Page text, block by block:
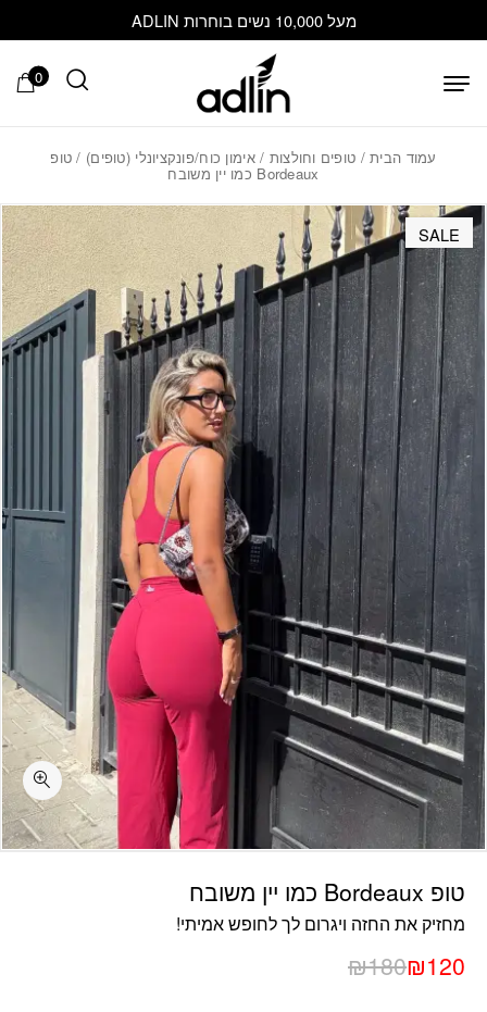
מעל 10,000 נשים בוחרות ADLIN
0
עמוד הבית/ טופים וחולצות /אימון כוח/פונקציונלי (טופים) / טופ
Bordeaux כמו יין משובח
טופ Bordeaux כמו יין משובח
מחזיק את החזה ויגרום לך לחופש אמיתי!
₪180₪120
SALE